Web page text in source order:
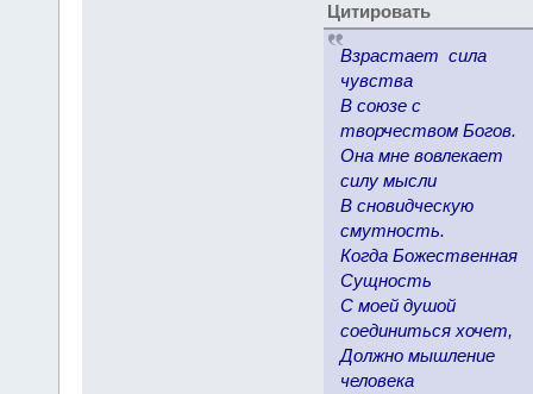
Цитировать
Взрастает сила
чувства
В союзе с
творчеством Богов.
Она мне вовлекает
силу мысли
В сновидческую
смутность.
Когда Божественная
Сущность
С моей душой
соединиться хочет,
Должно мышление
человека